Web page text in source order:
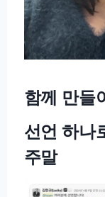
함께 만들
선언 하나
주말